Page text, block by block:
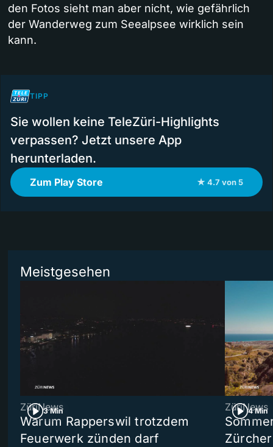
den Fotos sieht man aber nicht, wie gefährlich
der Wanderweg zum Seealpsee wirklich sein
kann.
TIPP
Sie wollen keine TeleZüri-Highlights
verpassen? Jetzt unsere App
herunterladen.
Zum Play Store ★ 4.7 von 5
Meistgesehen
3 Min
ZüriNews
Warum Rapperswil trotzdem
Feuerwerk zünden darf
4 Min
ZüriNews